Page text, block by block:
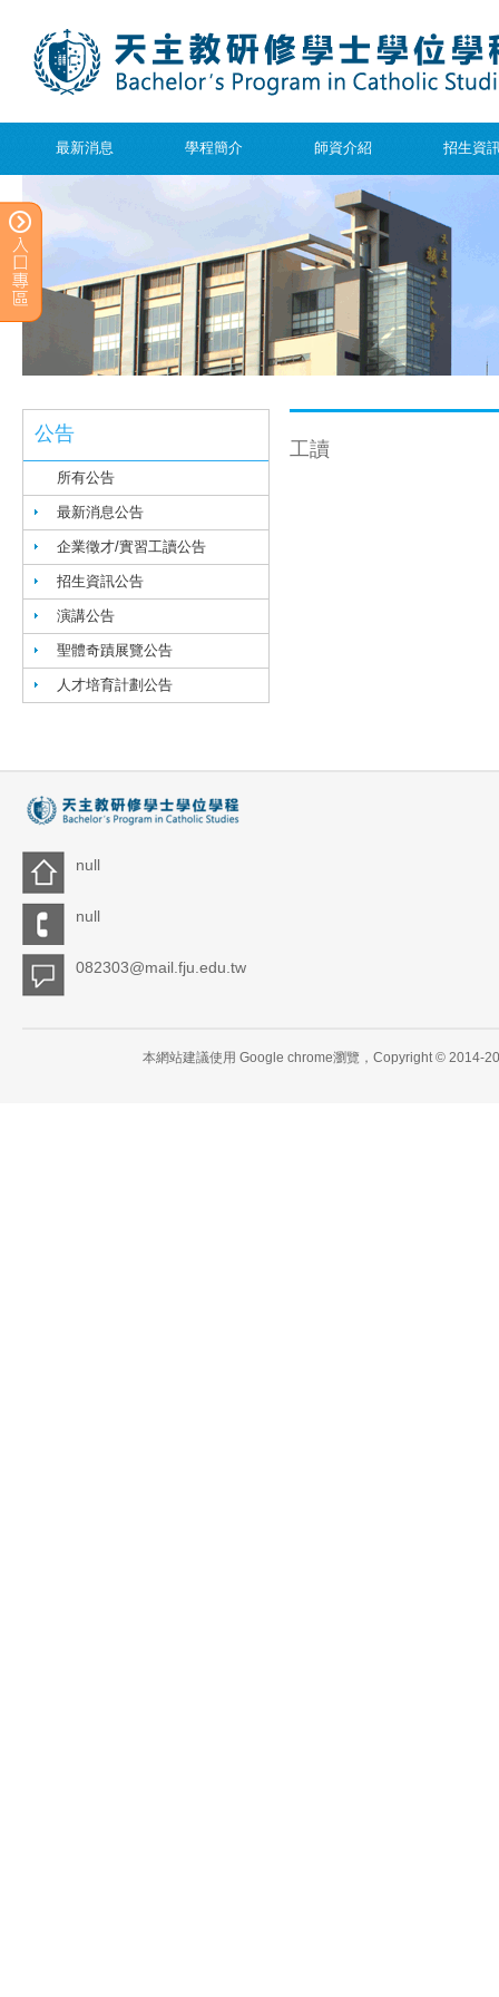
最新消息 學程簡介 師資介紹 招生資
公告
所有公告
最新消息公告
企業徵才/實習工讀公告
招生資訊公告
演講公告
聖體奇蹟展覽公告
人才培育計劃公告
工讀
null
null
082303@mail.fju.edu.tw
本網站建議使用 Google chrome瀏覽，Copyright © 2014-